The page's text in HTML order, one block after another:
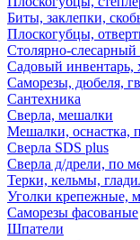
Биты, заклепки,
Плоскогубцы,
Столярно-слесарный
Садовый инвентарь,
Саморезы, дюбеля,
Сантехника
Сверла, мешалки
Мешалки, оснастка,
Сверла SDS plus
Сверла д/дрели, по
Терки, кельмы,
Уголки крепежные,
Саморезы фасованые
Шпатели